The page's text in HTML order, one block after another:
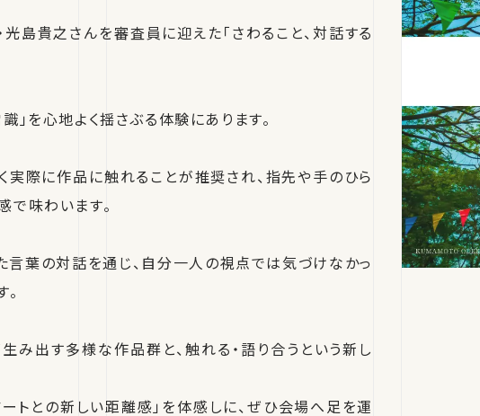
島貴之さんを審査員に迎えた「さわること、対話する
」を心地よく揺さぶる体験にあります。
実際に作品に触れることが推奨され、指先や手のひら
で味わいます。
言葉の対話を通じ、自分一人の視点では気づけなかっ
み出す多様な作品群と、触れる・語り合うという新し
トとの新しい距離感」を体感しに、ぜひ会場へ足を運